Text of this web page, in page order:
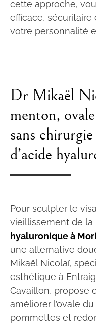
cette approche,
efficace,
votre personnalité
Dr Mikaël
menton,
sans
d’acide
Pour sculpter le
vieillissement de la
hyaluronique à
une alternative
Mikaël Nicolaï,
esthétique à
Cavaillon, propose
améliorer l’ovale
pommettes et